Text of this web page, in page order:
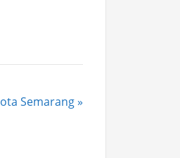
Semarang